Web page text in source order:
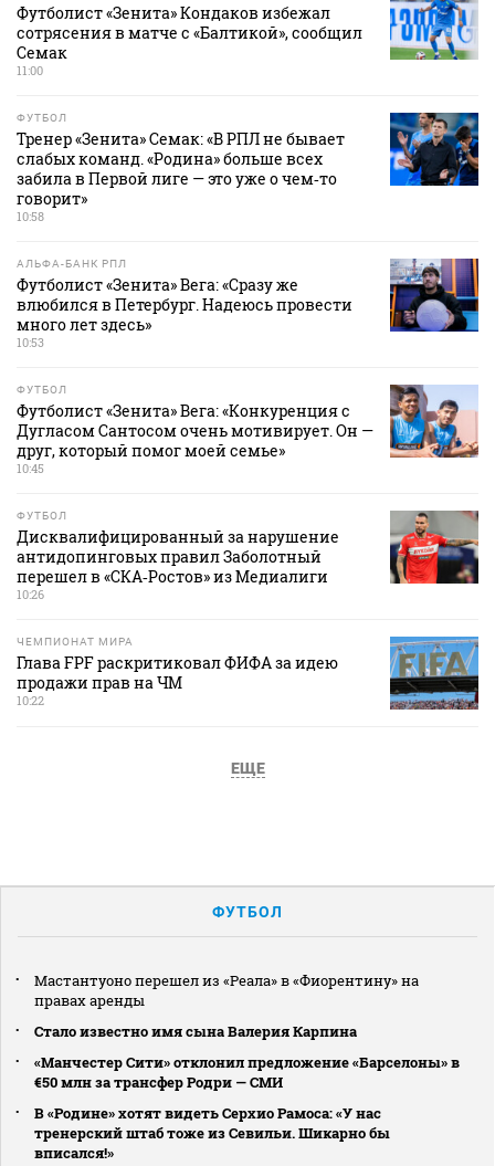
Футболист «Зенита» Кондаков избежал
сотрясения в матче с «Балтикой», сообщил
Семак
11:00
ФУТБОЛ
Тренер «Зенита» Семак: «В РПЛ не бывает
слабых команд. «Родина» больше всех
забила в Первой лиге — это уже о чем‑то
говорит»
10:58
АЛЬФА-БАНК РПЛ
Футболист «Зенита» Вега: «Сразу же
влюбился в Петербург. Надеюсь провести
много лет здесь»
10:53
ФУТБОЛ
Футболист «Зенита» Вега: «Конкуренция с
Дугласом Сантосом очень мотивирует. Он —
друг, который помог моей семье»
10:45
ФУТБОЛ
Дисквалифицированный за нарушение
антидопинговых правил Заболотный
перешел в «СКА‑Ростов» из Медиалиги
10:26
ЧЕМПИОНАТ МИРА
Глава FPF раскритиковал ФИФА за идею
продажи прав на ЧМ
10:22
ЕЩЕ
ФУТБОЛ
Мастантуоно перешел из «Реала» в «Фиорентину» на
правах аренды
Стало известно имя сына Валерия Карпина
«Манчестер Сити» отклонил предложение «Барселоны» в
€50 млн за трансфер Родри — СМИ
В «Родине» хотят видеть Серхио Рамоса: «У нас
тренерский штаб тоже из Севильи. Шикарно бы
вписался!»